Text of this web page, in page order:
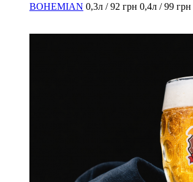
BOHEMIAN 0,3л / 92 грн 0,4л / 99 грн